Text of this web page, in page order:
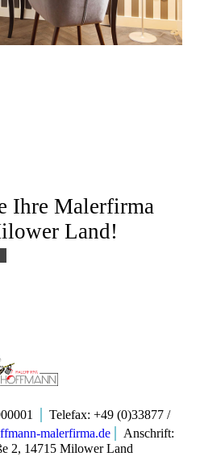
Ihre Malerfirma
Land!
| Telefax: +49 (0)33877 /
malerfirma.de | Anschrift:
2, 14715 Milower Land